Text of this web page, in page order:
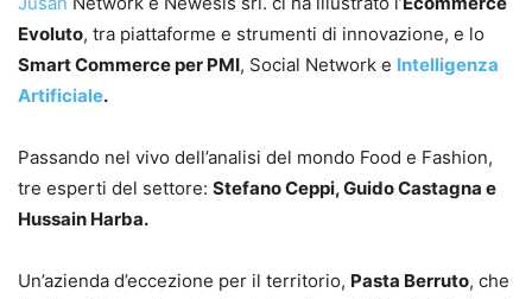
Evoluto, tra piattaforme e strumenti di innovazione, e lo
Smart Commerce per PMI, Social Network e Intelligenza
Artificiale.
Passando nel vivo dell’analisi del mondo Food e Fashion,
tre esperti del settore: Stefano Ceppi, Guido Castagna e
Hussain Harba.
Un’azienda d’eccezione per il territorio, Pasta Berruto, che